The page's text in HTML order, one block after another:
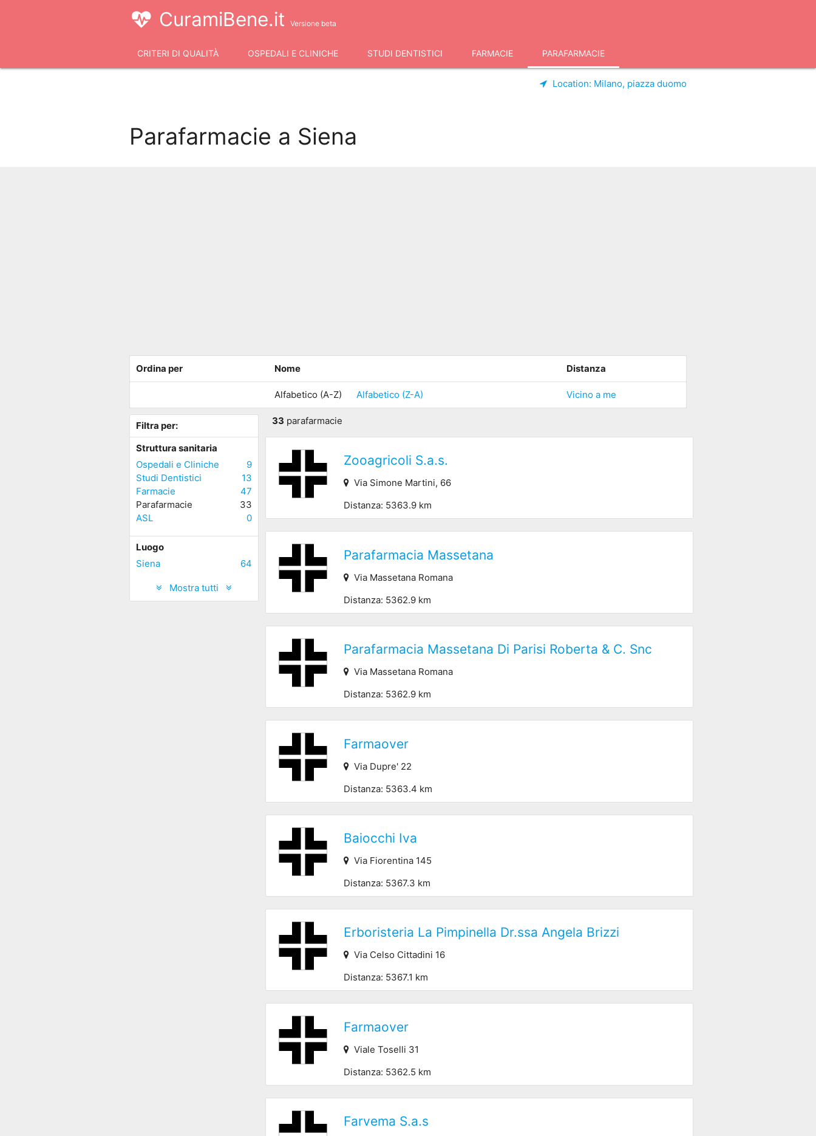
CuramiBene.it Versione beta
CRITERI DI QUALITÀ OSPEDALI E CLINICHE STUDI DENTISTICI FARMACIE PARAFARMACIE
Location: Milano, piazza duomo
Parafarmacie a Siena
Ordina per Nome Distanza
Alfabetico (A-Z) Alfabetico (Z-A) Vicino a me
Filtra per:
Struttura sanitaria
Ospedali e Cliniche
9
Studi Dentistici
13
Farmacie
47
Parafarmacie
33
ASL
0
Luogo
Siena
64
Mostra tutti
33 parafarmacie
Zooagricoli S.a.s.
Via Simone Martini, 66
Distanza: 5363.9 km
Parafarmacia Massetana
Via Massetana Romana
Distanza: 5362.9 km
Parafarmacia Massetana Di Parisi Roberta & C. Snc
Via Massetana Romana
Distanza: 5362.9 km
Farmaover
Via Dupre' 22
Distanza: 5363.4 km
Baiocchi Iva
Via Fiorentina 145
Distanza: 5367.3 km
Erboristeria La Pimpinella Dr.ssa Angela Brizzi
Via Celso Cittadini 16
Distanza: 5367.1 km
Farmaover
Viale Toselli 31
Distanza: 5362.5 km
Farvema S.a.s